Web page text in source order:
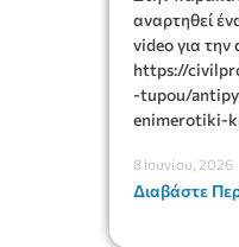
αναρτηθεί
video για την
https://
-tupou/
enimerotiki-
prolipsi
8 Ιουνίου, 2026
Διαβάστε